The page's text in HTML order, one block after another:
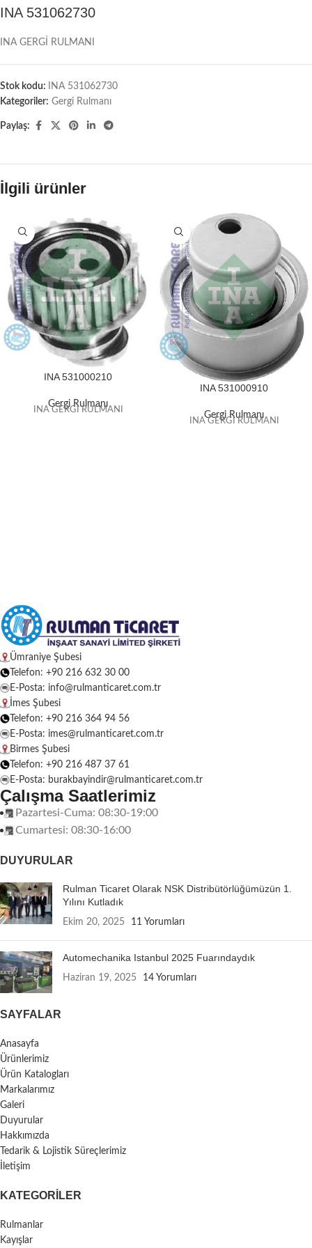
INA 531062730
INA GERGİ RULMANI
Stok kodu:
INA 531062730
Kategoriler: Gergi Rulmanı
Paylaş:
İlgili ürünler
INA 531000210
Gergi Rulmanı
INA GERGİ RULMANI
INA 531000910
Gergi Rulmanı
INA GERGİ RULMANI
Ümraniye Şubesi
Telefon: +90 216 632 30 00
E-Posta: info@rulmanticaret.com.tr
İmes Şubesi
Telefon: +90 216 364 94 56
E-Posta: imes@rulmanticaret.com.tr
Birmes Şubesi
Telefon: +90 216 487 37 61
E-Posta: burakbayindir@rulmanticaret.com.tr
Çalışma Saatlerimiz
Pazartesi-Cuma: 08:30-19:00
Cumartesi: 08:30-16:00
DUYURULAR
Rulman Ticaret Olarak NSK Distribütörlüğümüzün 1.
Yılını Kutladık
Ekim 20, 2025 11 Yorumları
Automechanika Istanbul 2025 Fuarındaydık
Haziran 19, 2025 14 Yorumları
SAYFALAR
Anasayfa
Ürünlerimiz
Ürün Katalogları
Markalarımız
Galeri
Duyurular
Hakkımızda
Tedarik & Lojistik Süreçlerimiz
İletişim
KATEGORILER
Rulmanlar
Kayışlar